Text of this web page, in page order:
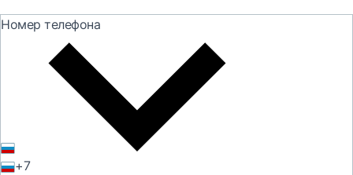
Номер телефона
+7